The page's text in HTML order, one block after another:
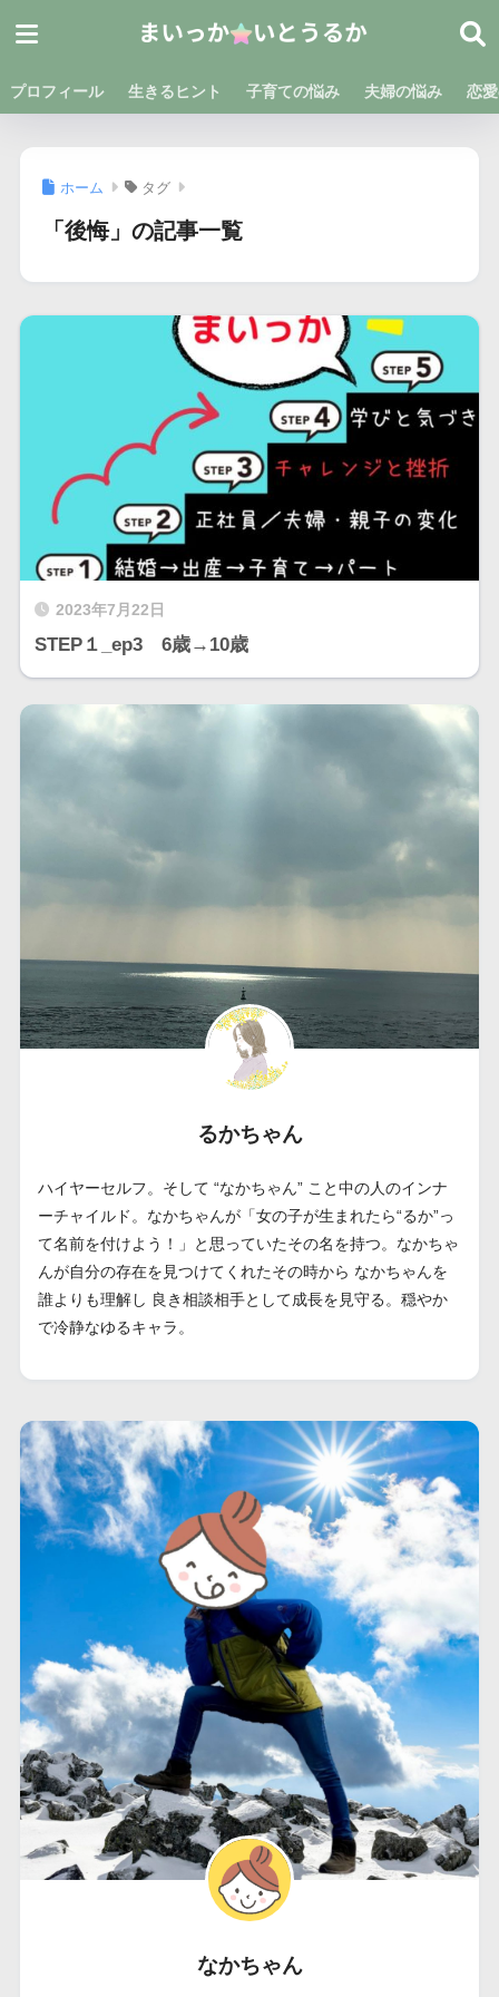
プロフィール 生きるヒント 子育ての悩み 夫婦の悩み 恋
ホーム タグ
「後悔」の記事一覧
2023年7月22日
STEP１_ep3 6歳→10歳
るかちゃん
ハイヤーセルフ。そして “なかちゃん” こと中の人のインナ
ーチャイルド。なかちゃんが「女の子が生まれたら“るか”っ
て名前を付けよう！」と思っていたその名を持つ。なかちゃ
んが自分の存在を見つけてくれたその時から なかちゃんを
誰よりも理解し 良き相談相手として成長を見守る。穏やか
で冷静なゆるキャラ。
なかちゃん